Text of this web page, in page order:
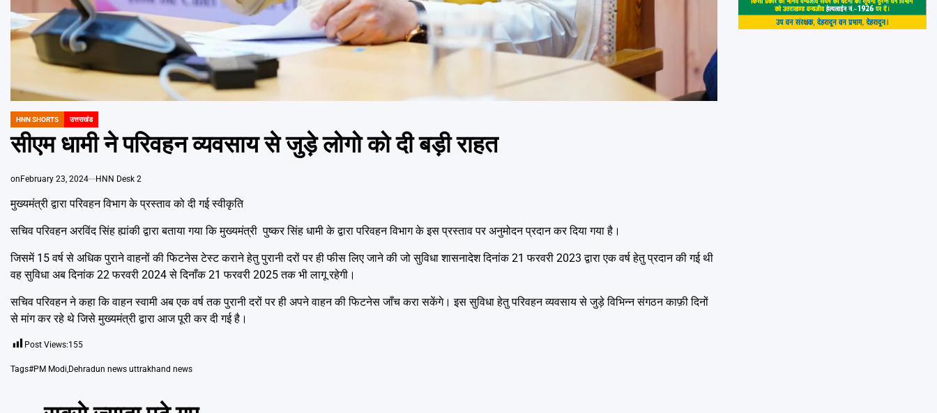
POSTED
HNN SHORTS उत्तराखंड
सीएम धामी ने परिवहन व्यवसाय से जुड़े लोगो को दी बड़ी राहत
onFebruary 23, 2024 HNN Desk 2
मुख्यमंत्री द्वारा परिवहन विभाग के प्रस्ताव को दी गई स्वीकृति
सचिव परिवहन अरविंद सिंह ह्यांकी द्वारा बताया गया कि मुख्यमंत्री पुष्कर सिंह धामी के द्वारा परिवहन विभाग के इस प्रस्ताव पर अनुमोदन प्रदान कर दिया गया है।
जिसमें 15 वर्ष से अधिक पुराने वाहनों की फिटनेस टेस्ट कराने हेतु पुरानी दरों पर ही फीस लिए जाने की जो सुविधा शासनादेश दिनांक 21 फरवरी 2023 द्वारा एक वर्ष हेतु प्रदान की गई थी
वह सुविधा अब दिनांक 22 फरवरी 2024 से दिनाँक 21 फरवरी 2025 तक भी लागू रहेगी।
सचिव परिवहन ने कहा कि वाहन स्वामी अब एक वर्ष तक पुरानी दरों पर ही अपने वाहन की फिटनेस जाँच करा सकेंगे। इस सुविधा हेतु परिवहन व्यवसाय से जुड़े विभिन्न संगठन काफ़ी दिनों
से मांग कर रहे थे जिसे मुख्यमंत्री द्वारा आज पूरी कर दी गई है।
Post Views:155
Tags#PM Modi,Dehradun news uttrakhand news